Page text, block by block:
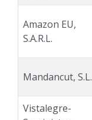
Amazon EU,
S.A.R.L.
Mandancut, S.L.
Vistalegre-